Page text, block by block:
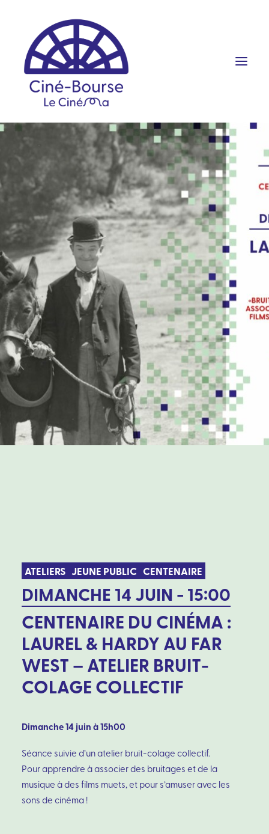
FILMS ET HORAIRES
ÉVÉNEMENTS
SCOLAIRES
PRATIQUE
RÉSERVATION
PROGRAMME
ATELIERS JEUNE PUBLIC CENTENAIRE
DIMANCHE 14 JUIN - 15:00
CENTENAIRE DU CINÉMA :
LAUREL & HARDY AU FAR
WEST – ATELIER BRUIT-
COLAGE COLLECTIF
Dimanche 14 juin à 15h00
Séance suivie d’un atelier bruit-colage collectif.
Pour apprendre à associer des bruitages et de la
musique à des films muets, et pour s’amuser avec les
sons de cinéma !